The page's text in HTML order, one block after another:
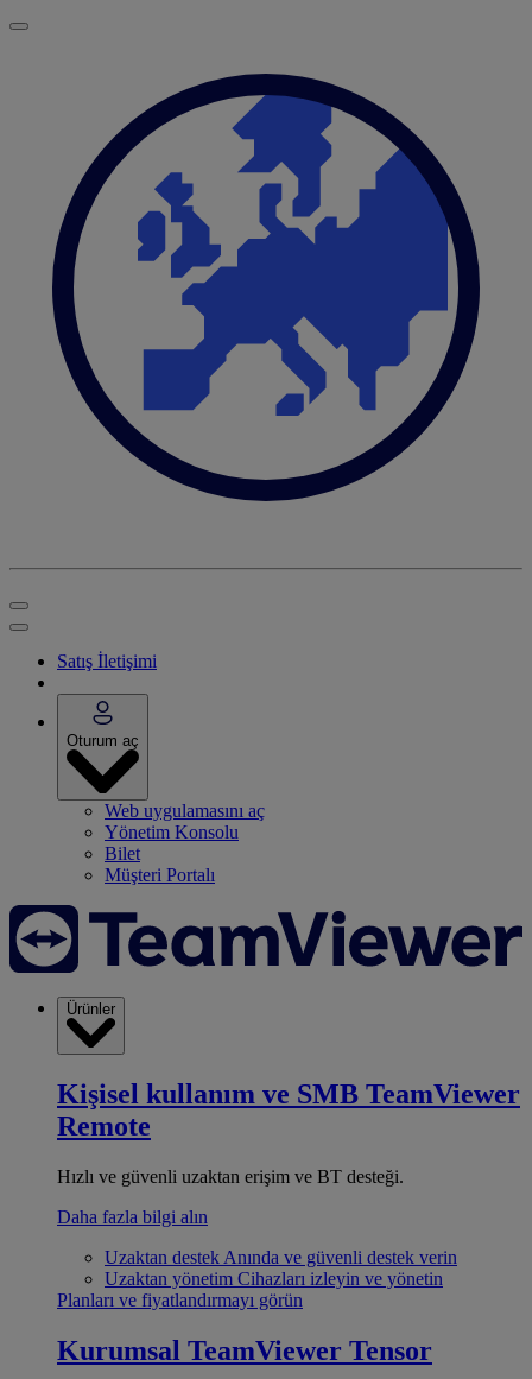
Satış İletişimi
Oturum aç
Web uygulamasını aç
Yönetim Konsolu
Bilet
Müşteri Portalı
Ürünler
Kişisel kullanım ve SMB TeamViewer
Remote
Hızlı ve güvenli uzaktan erişim ve BT desteği.
Daha fazla bilgi alın
Uzaktan destek Anında ve güvenli destek verin
Uzaktan yönetim Cihazları izleyin ve yönetin
Planları ve fiyatlandırmayı görün
Kurumsal TeamViewer Tensor